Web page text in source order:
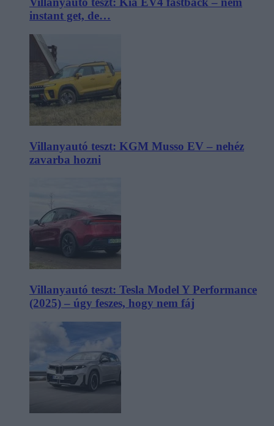
instant get, de…
Villanyautó teszt: KGM Musso EV – nehéz
zavarba hozni
Villanyautó teszt: Tesla Model Y Performance
(2025) – úgy feszes, hogy nem fáj